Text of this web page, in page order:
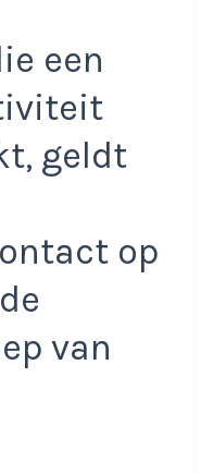
een
geldt
op
van